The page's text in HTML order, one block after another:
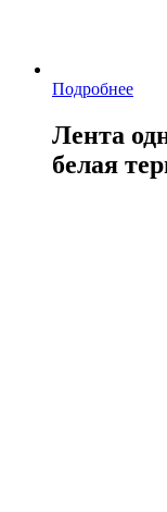
Подробнее
Лента
белая